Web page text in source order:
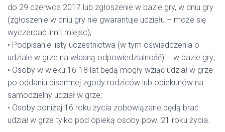
do 29 czerwca 2017 lub zgłoszenie w bazie gry, w dniu gry
(zgłoszenie w dniu gry nie gwarantuje udziału – może się
wyczerpać limit miejsc),
• Podpisanie listy uczestnictwa (w tym oświadczenia o
udziale w grze na własną odpowiedzialność) – w bazie gry;
• Osoby w wieku 16-18 lat będą mogły wziąć udział w grze
po oddaniu pisemnej zgody rodziców lub opiekunów na
samodzielny udział w grze;
• Osoby poniżej 16 roku życia zobowiązane będą brać
udział w grze tylko pod opieką osoby pow. 21 roku życia.